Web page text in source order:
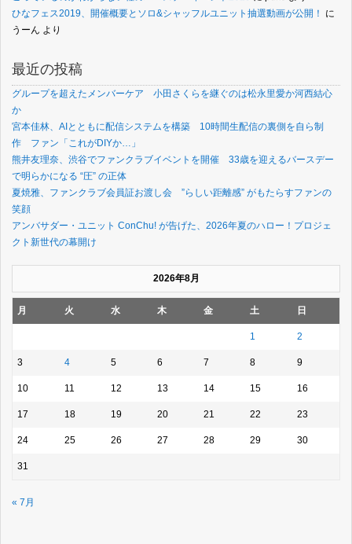
ひなフェス2019、開催概要とソロ&シャッフルユニット抽選動画が公開！
に
うーん より
最近の投稿
グループを超えたメンバーケア 小田さくらを継ぐのは松永里愛か河西結心
か
宮本佳林、AIとともに配信システムを構築 10時間生配信の裏側を自ら制
作 ファン「これがDIYか…」
熊井友理奈、渋谷でファンクラブイベントを開催 33歳を迎えるバースデー
で明らかになる “圧” の正体
夏焼雅、ファンクラブ会員証お渡し会 ”らしい距離感” がもたらすファンの
笑顔
アンバサダー・ユニット ConChu! が告げた、2026年夏のハロー！プロジェ
クト新世代の幕開け
2026年8月
月 火 水 木 金 土 日
1 2
3 4 5 6 7 8 9
10 11 12 13 14 15 16
17 18 19 20 21 22 23
24 25 26 27 28 29 30
31
« 7月